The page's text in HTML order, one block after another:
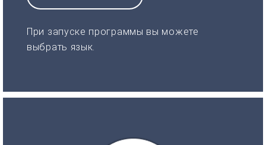
При запуске программы вы можете
выбрать язык.